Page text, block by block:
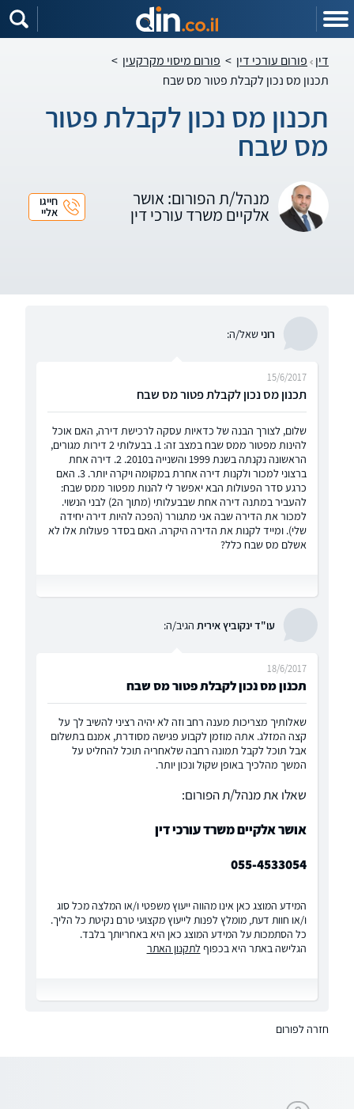
דין פורום עורכי דין > פורום מיסוי מקרקעין >
תכנון מס נכון לקבלת פטור מס שבח
תכנון מס נכון לקבלת פטור
מס שבח
מנהל/ת הפורום: אושר
אלקיים משרד עורכי דין
חייגו
אליי
רונישאל/ה:
תכנון מס נכון לקבלת פטור מס שבח
15/6/2017
שלום, לצורך הבנה של כדאיות עסקה לרכישת דירה, האם אוכל
להינות מפטור ממס שבח במצב זה: 1. בבעלותי 2 דירות מגורים,
הראשונה נקנתה בשנת 1999 והשנייה ב2010. 2. דירה אחת
ברצוני למכור ולקנות דירה אחרת במקומה ויקרה יותר. 3. האם
כרגע סדר הפעולות הבא יאפשר לי להנות מפטור ממס שבח:
להעביר במתנה דירה אחת שבבעלותי (מתוך ה2) לבני הנשוי.
למכור את הדירה שבה אני מתגורר (הפכה להיות דירה יחידה
שלי). ומייד לקנות את הדירה היקרה. האם בסדר פעולות אלו לא
אשלם מס שבח כלל?
עו"ד ינקוביץ אירית הגיב/ה:
תכנון מס נכון לקבלת פטור מס שבח
18/6/2017
שאלותיך מצריכות מענה רחב וזה לא יהיה רציני להשיב לך על
קצה המזלג. אתה מוזמן לקבוע פגישה מסודרת, אמנם בתשלום
אבל תוכל לקבל תמונה רחבה שלאחריה תוכל להחליט על
המשך מהלכיך באופן שקול ונכון יותר.
שאלו את מנהל/ת הפורום:
אושר אלקיים משרד עורכי דין
055-4533054
המידע המוצג כאן אינו מהווה ייעוץ משפטי ו/או המלצה מכל סוג
ו/או חוות דעת, מומלץ לפנות לייעוץ מקצועי טרם נקיטת כל הליך.
כל הסתמכות על המידע המוצג כאן היא באחריותך בלבד.
הגלישה באתר היא בכפוף לתקנון האתר
חזרה לפורום